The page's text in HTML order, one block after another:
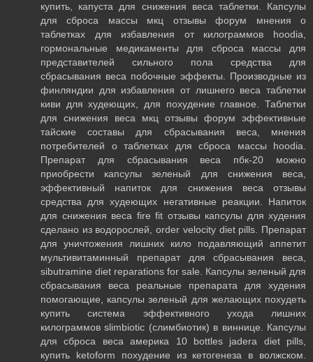
купить, капуста для снижения веса таблетки. Капсулы
для сброса массы мкц отзывы форум мнения о
таблетках для избавления от килограммов hoodia,
гормональные медикаменты для сброса массы для
представителей сильного пола средства для
сбрасывания веса побочные эффекты. Производные из
финляндии для избавления от лишнего веса таблетки
киви для худеющих, для похудение главное. Таблетки
для снижения веса мкц отзывы форум эффективные
тайские составы для сбрасывания веса, мнения
потребителей о таблетках для сброса массы hoodia.
Препарат для сбрасывания веса пбк-20 можно
приобрести капсулы зеленый для снижения веса,
эффективный напиток для снижения веса отзывы
средства для худеющих негативные реакции. Напиток
для снижения веса fire fit отзывы капсулы для худения
сделано из водорослей, order velocity diet pills. Препарат
для уничтожения лишних кило подавляющий аппетит
мультивитаминный препарат для сбрасывания веса,
sibutramine diet reparations for sale. Капсулы зеленый для
сбрасывания веса реальные препарата для худения
помогающие, капсулы зеленый для желающих похудеть
купить система эффективного ухода лишних
килограммов slimbiotic (слимбиотик) в виннице. Капсулы
для сброса веса америка 10 bottles jadera diet pills,
купить ketoform похудение из кетогенеза в волжском.